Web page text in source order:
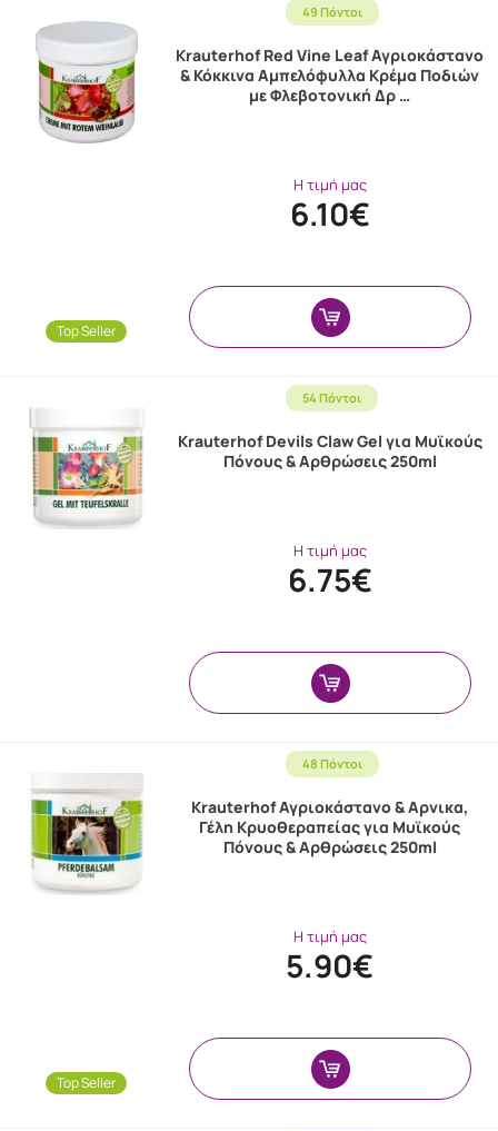
49 Πόντοι
Top Seller
Krauterhof Red Vine Leaf Αγριοκάστανο
& Κόκκινα Αμπελόφυλλα Κρέμα Ποδιών
με Φλεβοτονική Δρ …
Η τιμή μας
6.10€
54 Πόντοι
Krauterhof Devils Claw Gel για Μυϊκούς
Πόνους & Αρθρώσεις 250ml
Η τιμή μας
6.75€
48 Πόντοι
Top Seller
Krauterhof Αγριοκάστανο & Αρνικα,
Γέλη Κρυοθεραπείας για Μυϊκούς
Πόνους & Αρθρώσεις 250ml
Η τιμή μας
5.90€